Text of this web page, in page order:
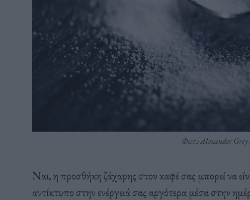
Φωτ.: Alexander Grey
Ναι, η προσθήκη ζάχαρης στον καφέ σας μπορεί να
αντίκτυπο στην ενέργειά σας αργότερα μέσα στην